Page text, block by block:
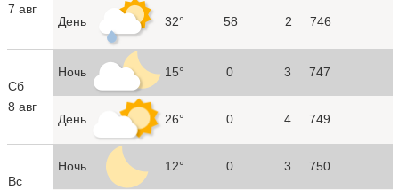
7 авг
День 32° 58 2 746
Сб
8 авг
Ночь 15° 0 3 747
День 26° 0 4 749
Вс
Ночь 12° 0 3 750